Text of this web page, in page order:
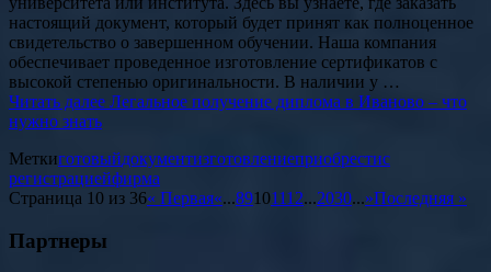
настоящий документ, который будет принят как полноценное
свидетельство о завершенном обучении. Наша компания
обеспечивает проведенное изготовление сертификатов с
высокой степенью оригинальности. В наличии у …
Читать далее Легальное получение диплома в Иваново – что
нужно знать
Меткиготовыйдокументизготовлениеприобрестис
регистрациейфирма
Страница 10 из 36« Первая«...89101112...2030...»Последняя »
Партнеры